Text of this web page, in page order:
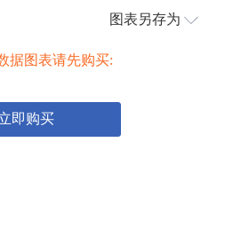
图表另存为
据图表请先购买:
即购买